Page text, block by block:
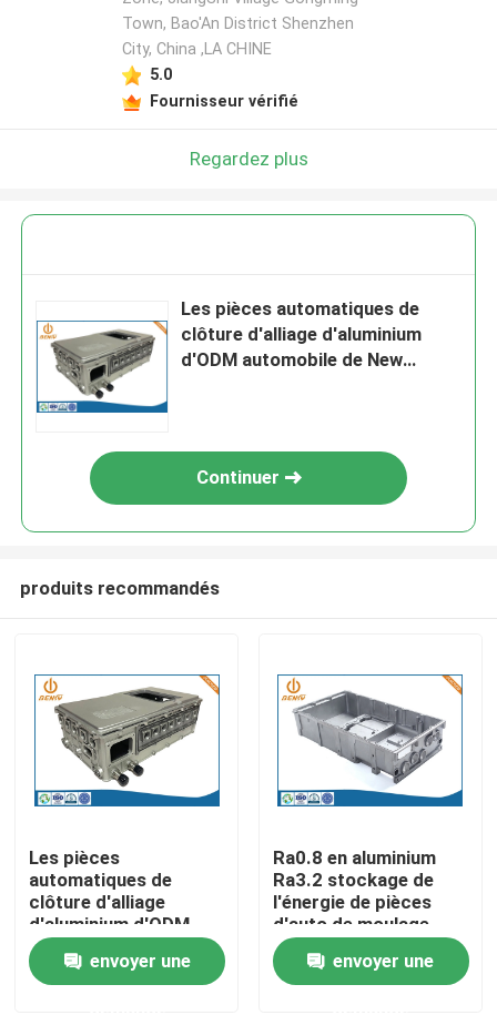
Aperçu
Produits
Town, Bao'An District Shenzhen
City, China ,LA CHINE
5.0
Fournisseur vérifié
Regardez plus
Les pièces automatiques de
clôture d'alliage d'aluminium
d'ODM automobile de New
Continuer
produits recommandés
Les pièces
automatiques de
clôture d'alliage
d'aluminium d'ODM
automobile de New
Energy de moulage
mécanique sous
envoyer une
Ra0.8 en aluminium
Ra3.2 stockage de
l'énergie de pièces
d'auto de moulage
mécanique sous
pression Shell
envoyer une